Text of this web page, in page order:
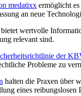
medatixx ermöglicht
an neue
bietet wertvolle
relevant sind.
der
Probleme zu
halten die Praxen über
eines reibungslosen